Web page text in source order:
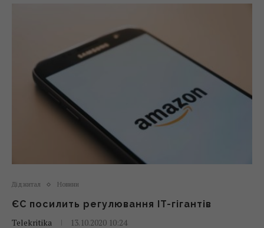
Діджитал Новини
ЄС посилить регулювання IT-гігантів
Telekritika
13.10.2020 10:24